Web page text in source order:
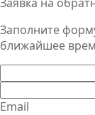
Заполните
ближайшее
Email